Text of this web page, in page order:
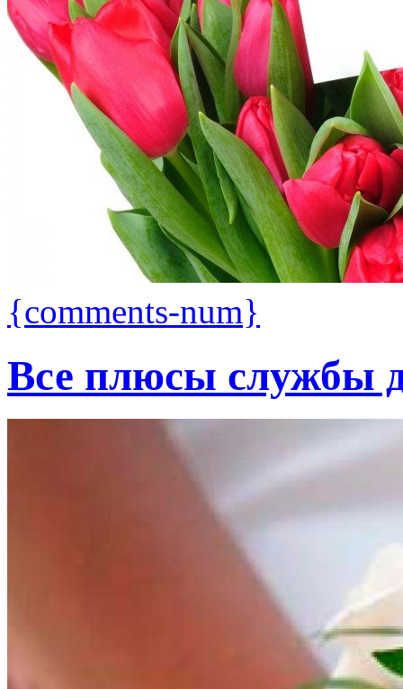
{comments-num}
Все плюсы службы